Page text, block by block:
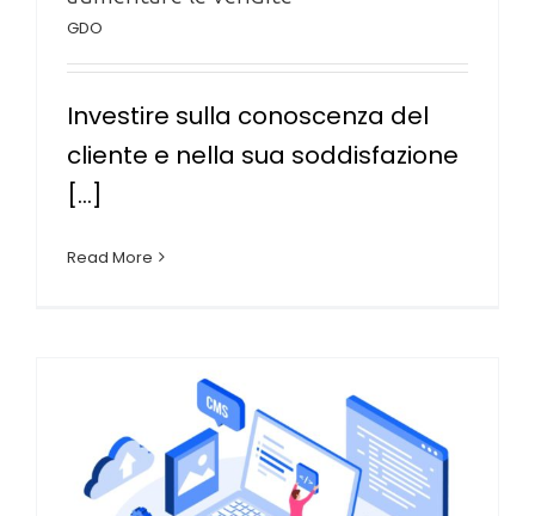
GDO
Investire sulla conoscenza del
cliente e nella sua soddisfazione
[...]
Read More